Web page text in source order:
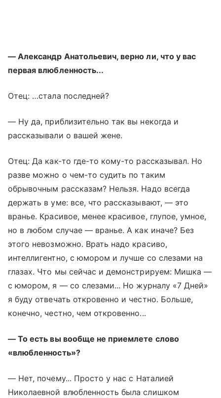
— Александр Анатольевич, верно ли, что у вас
первая влюбленность...
Отец: …стала последней?
— Ну да, приблизительно так вы некогда и
рассказывали о вашей жене.
Отец: Да как-то где-то кому-то рассказывал. Но
разве можно о чем-то судить по таким
обрывочным рассказам? Нельзя. Надо всегда
держать в уме: все, что рассказывают, — это
вранье. Красивое, менее красивое, глупое, умное,
но в любом случае — вранье. А как иначе? Без
этого невозможно. Врать надо красиво,
интеллигентно, с юмором и лучше со слезами на
глазах. Что мы сейчас и демонстрируем: Мишка —
с юмором, я — со слезами... Но журналу «7 Дней»
я буду отвечать откровенно и честно. Больше,
конечно, честно, чем откровенно...
— То есть вы вообще не приемлете слово
«влюбленность»?
— Нет, почему... Просто у нас с Наталией
Николаевной влюбленность была слишком